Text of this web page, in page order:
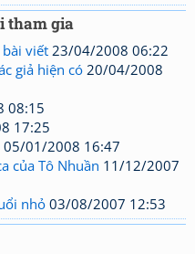
tham gia
viết 23/04/2008 06:22
giả hiện có 20/04/2008
08:15
17:25
05/01/2008 16:47
của Tô Nhuần 11/12/2007
nhỏ 03/08/2007 12:53